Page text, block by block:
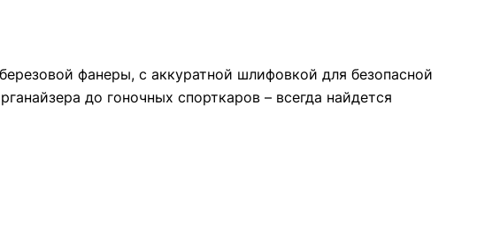
фанеры, с аккуратной шлифовкой для безопасной
до гоночных спорткаров – всегда найдется